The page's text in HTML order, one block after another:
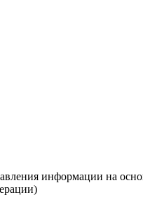
информации на